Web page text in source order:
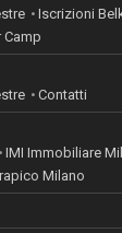
Iscrizioni
Camp
Contatti
IMI Immobiliare
Milano